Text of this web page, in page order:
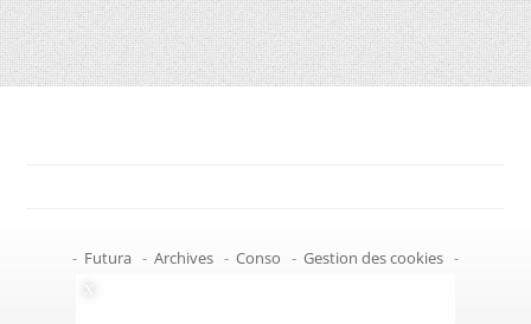
- Futura - Archives - Conso - Gestion des cookies -